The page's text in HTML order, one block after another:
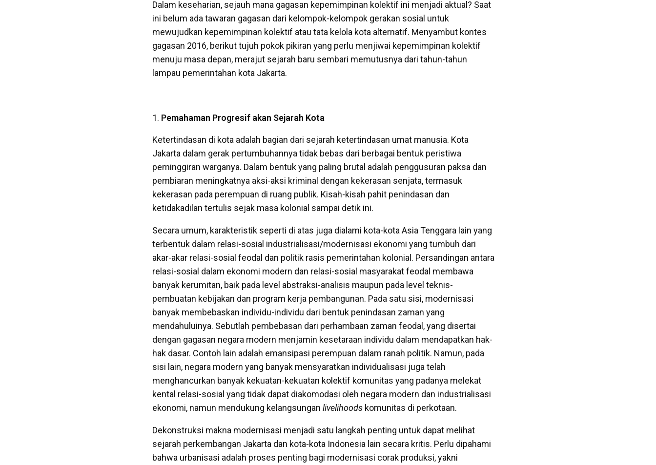
Dalam keseharian, sejauh mana gagasan kepemimpinan kolektif ini menjadi aktual? Saat
ini belum ada tawaran gagasan dari kelompok-kelompok gerakan sosial untuk
mewujudkan kepemimpinan kolektif atau tata kelola kota alternatif. Menyambut kontes
gagasan 2016, berikut tujuh pokok pikiran yang perlu menjiwai kepemimpinan kolektif
menuju masa depan, merajut sejarah baru sembari memutusnya dari tahun-tahun
lampau pemerintahan kota Jakarta.
Pemahaman Progresif akan Sejarah Kota
Ketertindasan di kota adalah bagian dari sejarah ketertindasan umat manusia. Kota
Jakarta dalam gerak pertumbuhannya tidak bebas dari berbagai bentuk peristiwa
peminggiran warganya. Dalam bentuk yang paling brutal adalah penggusuran paksa dan
pembiaran meningkatnya aksi-aksi kriminal dengan kekerasan senjata, termasuk
kekerasan pada perempuan di ruang publik. Kisah-kisah pahit penindasan dan
ketidakadilan tertulis sejak masa kolonial sampai detik ini.
Secara umum, karakteristik seperti di atas juga dialami kota-kota Asia Tenggara lain yang
terbentuk dalam relasi-sosial industrialisasi/modernisasi ekonomi yang tumbuh dari
akar-akar relasi-sosial feodal dan politik rasis pemerintahan kolonial. Persandingan antara
relasi-sosial dalam ekonomi modern dan relasi-sosial masyarakat feodal membawa
banyak kerumitan, baik pada level abstraksi-analisis maupun pada level teknis-
pembuatan kebijakan dan program kerja pembangunan. Pada satu sisi, modernisasi
banyak membebaskan individu-individu dari bentuk penindasan zaman yang
mendahuluinya. Sebutlah pembebasan dari perhambaan zaman feodal, yang disertai
dengan gagasan negara modern menjamin kesetaraan individu dalam mendapatkan hak-
hak dasar. Contoh lain adalah emansipasi perempuan dalam ranah politik. Namun, pada
sisi lain, negara modern yang banyak mensyaratkan individualisasi juga telah
menghancurkan banyak kekuatan-kekuatan kolektif komunitas yang padanya melekat
kental relasi-sosial yang tidak dapat diakomodasi oleh negara modern dan industrialisasi
ekonomi, namun mendukung kelangsungan livelihoods komunitas di perkotaan.
Dekonstruksi makna modernisasi menjadi satu langkah penting untuk dapat melihat
sejarah perkembangan Jakarta dan kota-kota Indonesia lain secara kritis. Perlu dipahami
bahwa urbanisasi adalah proses penting bagi modernisasi corak produksi, yakni